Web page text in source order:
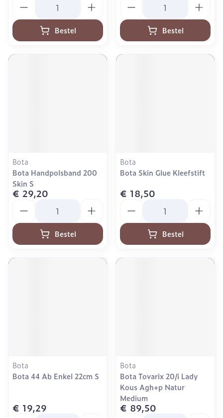
Bestel Bestel
Bota
Bota Handpolsband 200
Skin S
€ 29,20
Bestel
Bota
Bota Skin Glue Kleefstift
€ 18,50
Bestel
Bota
Bota 44 Ab Enkel 22cm S
€ 19,29
Bota
Bota Tovarix 20/i Lady
Kous Agh+p Natur
Medium
€ 89,50